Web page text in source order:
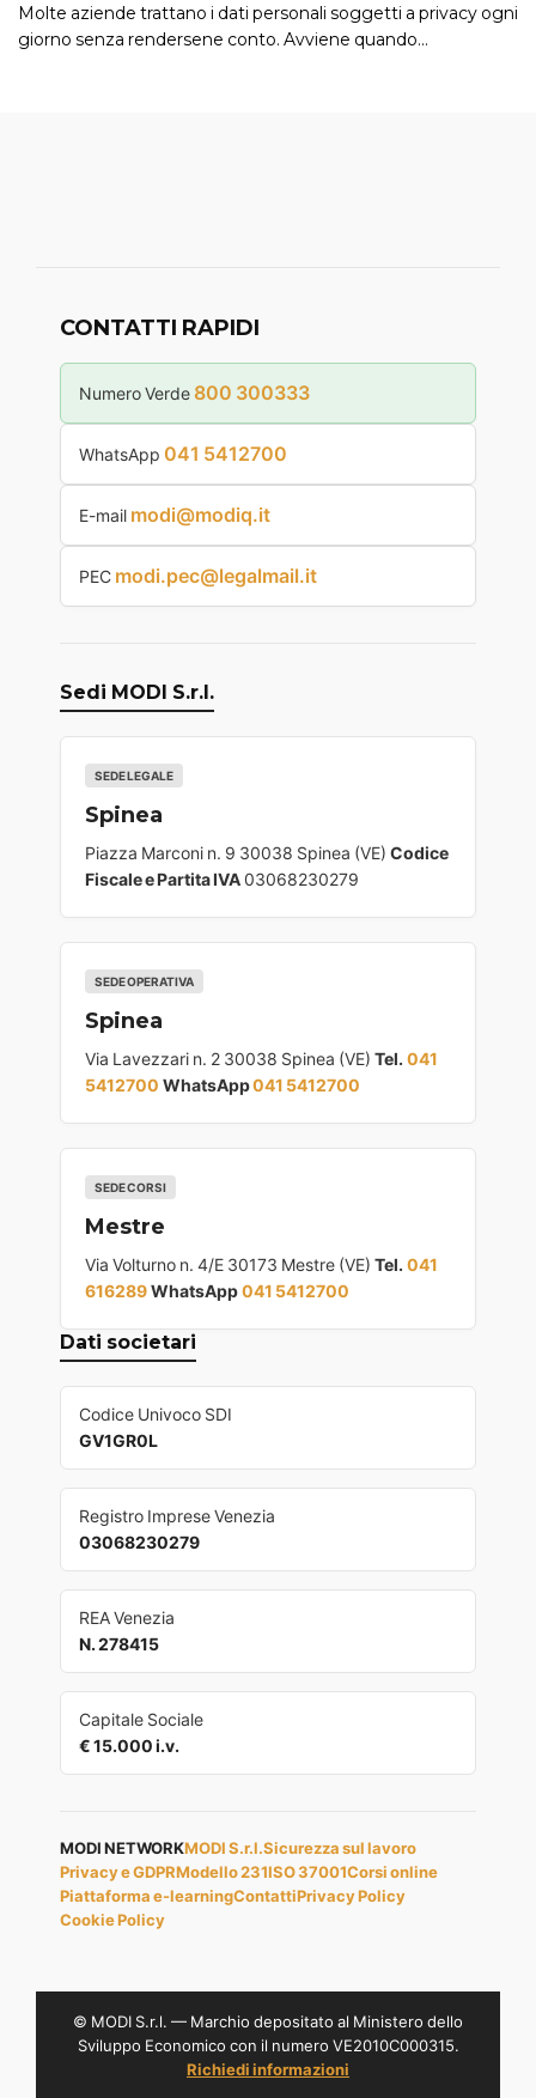
Molte aziende trattano i dati personali soggetti a privacy ogni
giorno senza rendersene conto. Avviene quando…
CONTATTI RAPIDI
Numero Verde 800 300333
WhatsApp 041 5412700
E-mail modi@modiq.it
PEC modi.pec@legalmail.it
Sedi MODI S.r.l.
SEDE LEGALE
Spinea
Piazza Marconi n. 9 30038 Spinea (VE) Codice
Fiscale e Partita IVA03068230279
SEDE OPERATIVA
Spinea
Via Lavezzari n. 2 30038 Spinea (VE) Tel. 041
5412700 WhatsApp041 5412700
SEDE CORSI
Mestre
Via Volturno n. 4/E 30173 Mestre (VE) Tel. 041
616289WhatsApp041 5412700
Dati societari
Codice Univoco SDI
GV1GR0L
Registro Imprese Venezia
03068230279
REA Venezia
N. 278415
Capitale Sociale
€ 15.000 i.v.
MODI NETWORKMODI S.r.l.Sicurezza sul lavoro
Privacy e GDPRModello 231ISO 37001Corsi online
Piattaforma e-learningContattiPrivacy Policy
Cookie Policy
© MODI S.r.l. — Marchio depositato al Ministero dello
Sviluppo Economico con il numero VE2010C000315.
Richiedi informazioni